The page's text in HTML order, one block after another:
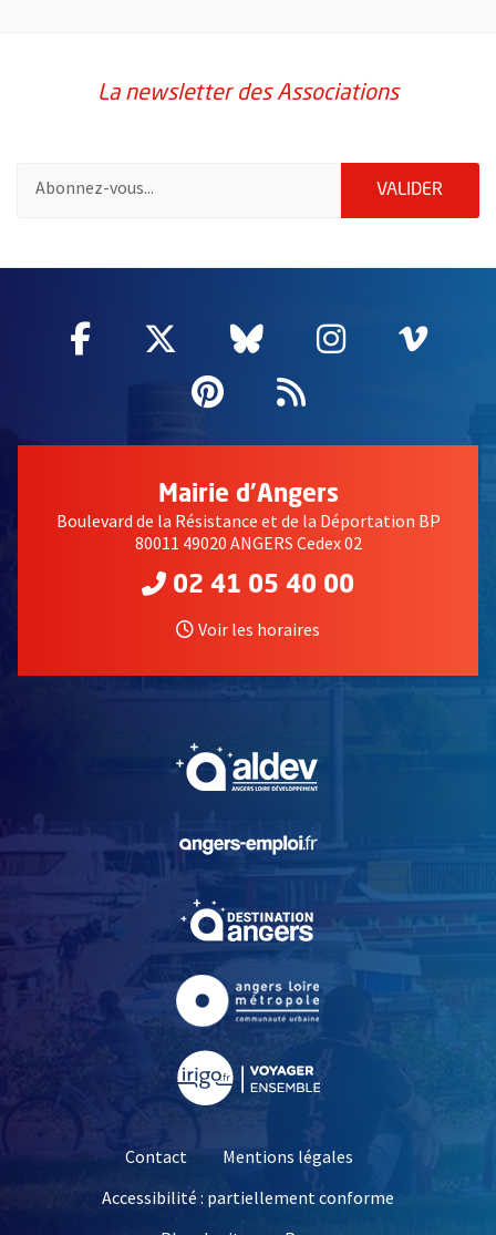
La newsletter des Associations
VALIDER
Facebook
, Ouvre une nouvelle fenêtre
Twitter
, Ouvre une nouvelle
Bluesky
, Ouvre une
Instagram
, Ouvre
,
Pinterest
, Ouvre une
Flux RSS
Mairie d'Angers
Boulevard de la Résistance et de la Déportation BP
80011 49020 ANGERS Cedex 02
02 41 05 40 00
Voir les horaires
, Ouvre une nouvelle
, Ouvre une nouvelle
Contact
Mentions légales
Accessibilité : partiellement conforme